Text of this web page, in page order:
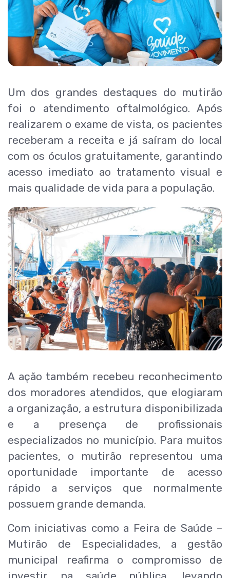
Um dos grandes destaques do mutirão
foi o atendimento oftalmológico. Após
realizarem o exame de vista, os pacientes
receberam a receita e já saíram do local
com os óculos gratuitamente, garantindo
acesso imediato ao tratamento visual e
mais qualidade de vida para a população.
A ação também recebeu reconhecimento
dos moradores atendidos, que elogiaram
a organização, a estrutura disponibilizada
e a presença de profissionais
especializados no município. Para muitos
pacientes, o mutirão representou uma
oportunidade importante de acesso
rápido a serviços que normalmente
possuem grande demanda.
Com iniciativas como a Feira de Saúde –
Mutirão de Especialidades, a gestão
municipal reafirma o compromisso de